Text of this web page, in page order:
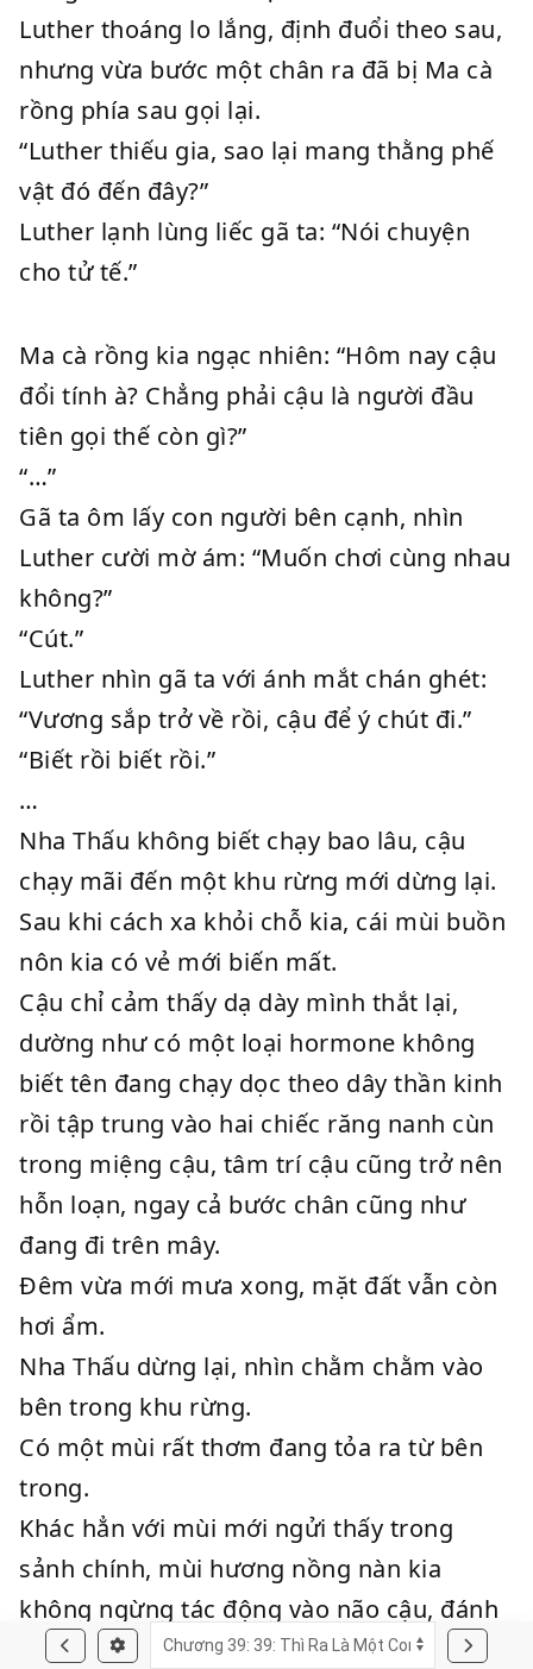
Luther thoáng lo lắng, định đuổi theo sau,
nhưng vừa bước một chân ra đã bị Ma cà
rồng phía sau gọi lại.
“Luther thiếu gia, sao lại mang thằng phế
vật đó đến đây?”
Luther lạnh lùng liếc gã ta: “Nói chuyện
cho tử tế.”
Ma cà rồng kia ngạc nhiên: “Hôm nay cậu
đổi tính à? Chẳng phải cậu là người đầu
tiên gọi thế còn gì?”
“…”
Gã ta ôm lấy con người bên cạnh, nhìn
Luther cười mờ ám: “Muốn chơi cùng nhau
không?”
“Cút.”
Luther nhìn gã ta với ánh mắt chán ghét:
“Vương sắp trở về rồi, cậu để ý chút đi.”
“Biết rồi biết rồi.”
…
Nha Thấu không biết chạy bao lâu, cậu
chạy mãi đến một khu rừng mới dừng lại.
Sau khi cách xa khỏi chỗ kia, cái mùi buồn
nôn kia có vẻ mới biến mất.
Cậu chỉ cảm thấy dạ dày mình thắt lại,
dường như có một loại hormone không
biết tên đang chạy dọc theo dây thần kinh
rồi tập trung vào hai chiếc răng nanh cùn
trong miệng cậu, tâm trí cậu cũng trở nên
hỗn loạn, ngay cả bước chân cũng như
đang đi trên mây.
Đêm vừa mới mưa xong, mặt đất vẫn còn
hơi ẩm.
Nha Thấu dừng lại, nhìn chằm chằm vào
bên trong khu rừng.
Có một mùi rất thơm đang tỏa ra từ bên
trong.
Khác hẳn với mùi mới ngửi thấy trong
sảnh chính, mùi hương nồng nàn kia
không ngừng tác động vào não cậu, đánh
tan lý trí của cậu.